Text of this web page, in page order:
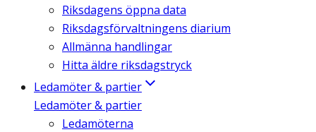
Riksdagens öppna data
Riksdagsförvaltningens diarium
Allmänna handlingar
Hitta äldre riksdagstryck
Ledamöter & partier
Ledamöter & partier
Ledamöterna